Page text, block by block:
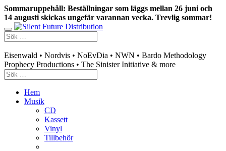
Sommaruppehåll: Beställningar som läggs mellan 26 juni och
14 augusti skickas ungefär varannan vecka. Trevlig sommar!
Eisenwald • Nordvis • NoEvDia • NWN • Bardo Methodology
Prophecy Productions • The Sinister Initiative & more
Hem
Musik
CD
Kassett
Vinyl
Tillbehör